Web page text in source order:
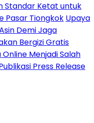
Standar Ketat untuk
Pasar Tiongkok Upaya
Demi Jaga
Bergizi Gratis
Menjadi Salah
Press Release